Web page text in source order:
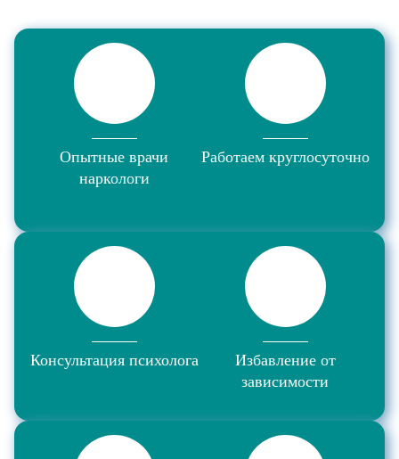
Опытные врачи
наркологи
Работаем круглосуточно
Консультация психолога
Избавление от
зависимости